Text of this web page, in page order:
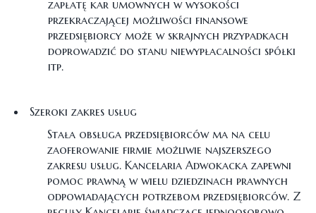
zapłatę kar umownych w wysokości
przekraczającej możliwości finansowe
przedsiębiorcy może w skrajnych przypadkach
doprowadzić do stanu niewypłacalności spółki
itp.
Szeroki zakres usług
Stała obsługa przedsiębiorców ma na celu
zaoferowanie firmie możliwie najszerszego
zakresu usług. Kancelaria Adwokacka zapewni
pomoc prawną w wielu dziedzinach prawnych
odpowiadających potrzebom przedsiębiorców. Z